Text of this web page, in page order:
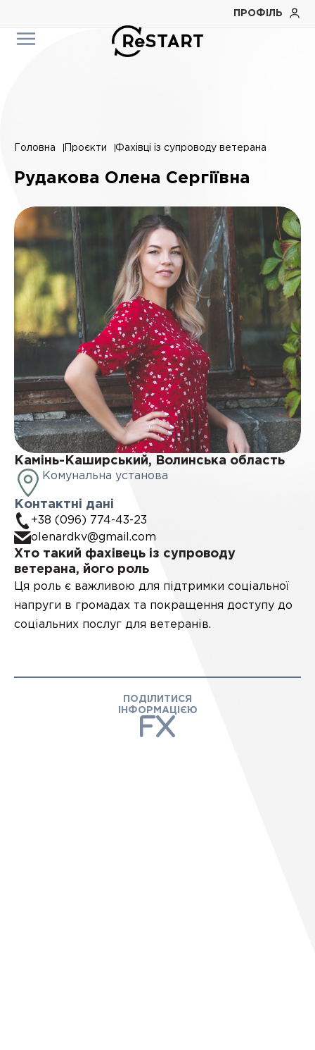
ПРОФІЛЬ
Головна Проєкти Фахівці із супроводу ветерана
Рудакова Олена Сергіївна
Камінь-Каширський, Волинська область
Комунальна установа
Контактні дані
+38 (096) 774-43-23
olenardkv@gmail.com
Хто такий фахівець із супроводу
ветерана, його роль
Ця роль є важливою для підтримки соціальної
напруги в громадах та покращення доступу до
соціальних послуг для ветеранів.
ПОДІЛИТИСЯ
ІНФОРМАЦІЄЮ
fx